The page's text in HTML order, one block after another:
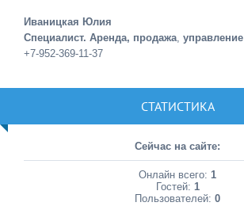
Иваницкая Юлия
Специалист. Аренда, продажа управление
+7-952-369-11-37
СТАТИСТИКА
Сейчас на сайте:
Онлайн всего: 1
Гостей: 1
Пользователей: 0